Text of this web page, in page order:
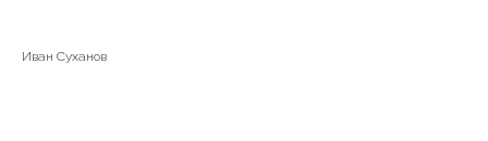
Иван Суханов